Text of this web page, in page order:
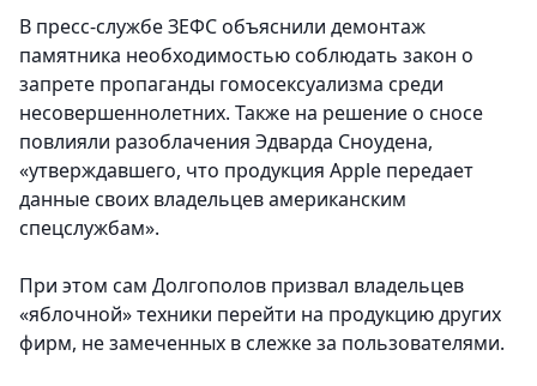
В пресс-службе ЗЕФС объяснили демонтаж
памятника необходимостью соблюдать закон о
запрете пропаганды гомосексуализма среди
несовершеннолетних. Также на решение о сносе
повлияли разоблачения Эдварда Сноудена,
«утверждавшего, что продукция Apple передает
данные своих владельцев американским
спецслужбам».
При этом сам Долгополов призвал владельцев
«яблочной» техники перейти на продукцию других
фирм, не замеченных в слежке за пользователями.